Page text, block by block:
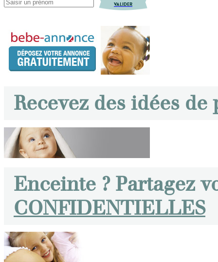
VALIDER
Recevez des idées
Enceinte ? Partagez
CONFIDENTIELLES